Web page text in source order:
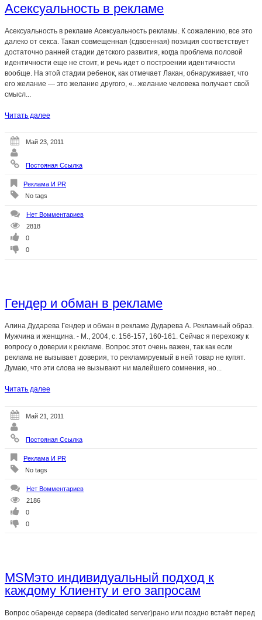
Асексуальность в рекламе
Асексуальность в рекламе Асексуальность рекламы. К сожалению, все это
далеко от секса. Такая совмещенная (сдвоенная) позиция соответствует
достаточно ранней стадии детского развития, когда проблема половой
идентичности еще не стоит, и речь идет о построении идентичности
вообще. На этой стадии ребенок, как отмечает Лакан, обнаруживает, что
его желание — это желание другого, «...желание человека получает свой
смысл...
Читать далее
Май 23, 2011
Постояная Ссылка
Реклама И PR
No tags
Нет Вомментариев
2818
0
0
Гендер и обман в рекламе
Алина Дударева Гендер и обман в рекламе Дударева А. Рекламный образ.
Мужчина и женщина. - М., 2004, с. 156-157, 160-161. Сейчас я перехожу к
вопросу о доверии к рекламе. Вопрос этот очень важен, так как если
реклама не вызывает доверия, то рекламируемый в ней товар не купят.
Думаю, что эти слова не вызывают ни малейшего сомнения, но...
Читать далее
Май 21, 2011
Постояная Ссылка
Реклама И PR
No tags
Нет Вомментариев
2186
0
0
MSMэто индивидуальный подход к
каждому Клиенту и его запросам
Вопрос обаренде сервера (dedicated server)рано или поздно встаёт перед